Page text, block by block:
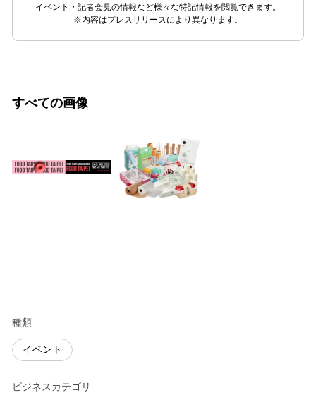
イベント・記者会見の情報など様々な特記情報を閲覧できます。
※内容はプレスリリースにより異なります。
すべての画像
種類
イベント
ビジネスカテゴリ